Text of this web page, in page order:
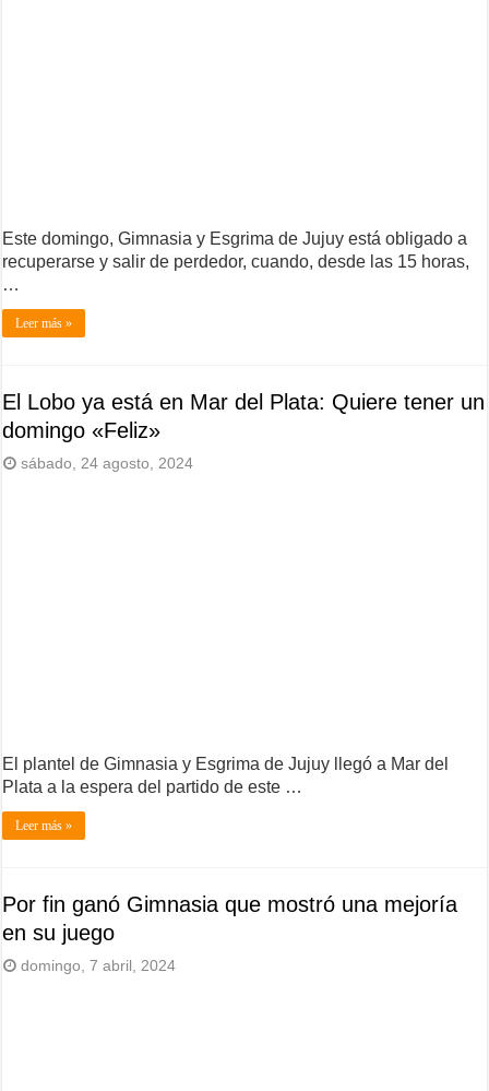
Este domingo, Gimnasia y Esgrima de Jujuy está obligado a
recuperarse y salir de perdedor, cuando, desde las 15 horas,
…
Leer más »
El Lobo ya está en Mar del Plata: Quiere tener un
domingo «Feliz»
sábado, 24 agosto, 2024
El plantel de Gimnasia y Esgrima de Jujuy llegó a Mar del
Plata a la espera del partido de este …
Leer más »
Por fin ganó Gimnasia que mostró una mejoría
en su juego
domingo, 7 abril, 2024